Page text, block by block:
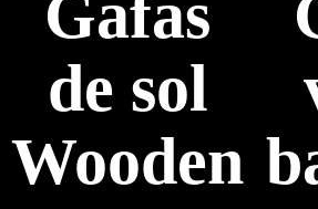
Gafas
de sol
Wooden